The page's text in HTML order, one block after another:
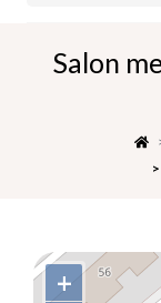
Salon
+